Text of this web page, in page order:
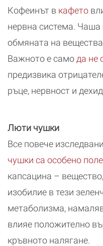
Кофеинът в кафето
нервна система. Чаша
обмяната на
Важното е само да не
предизвика
ръце, нервност и
Люти чушки
Все повече
чушки са особено
капсацина –
изобилие в тези
метаболизма,
влияе положително
кръвното налягане.